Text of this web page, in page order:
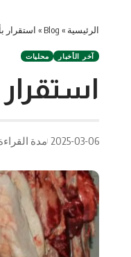
الرئيسية »
Blog
» استقرار
آخر الأخبار محليات
2025-03-06 مدة القراءة 2 دقيقة/